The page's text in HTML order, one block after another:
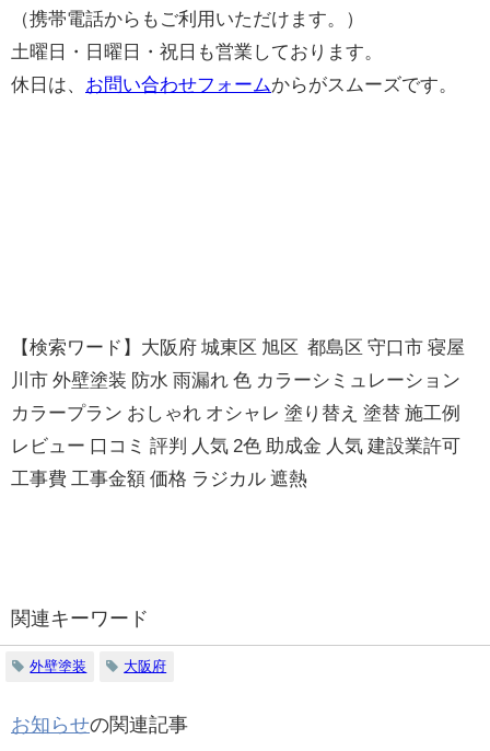
（携帯電話からもご利用いただけます。）
土曜日・日曜日・祝日も営業しております。
休日は、
お問い合わせフォームからがスムーズです。
【検索ワード】大阪府 城東区 旭区 都島区 守口市 寝屋
川市 外壁塗装 防水 雨漏れ 色 カラーシミュレーション
カラープラン おしゃれ オシャレ 塗り替え 塗替 施工例
レビュー 口コミ 評判 人気 2色 助成金 人気 建設業許可
工事費 工事金額 価格 ラジカル 遮熱
関連キーワード
外壁塗装 大阪府
お知らせの関連記事